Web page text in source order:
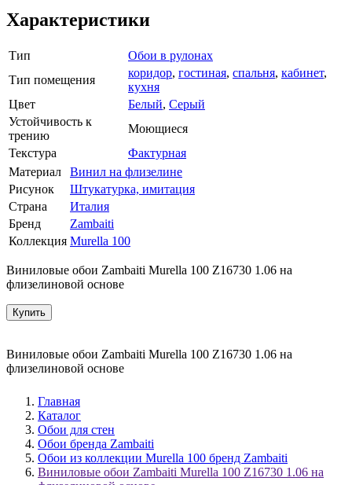
Характеристики
Тип
Обои в рулонах
Тип помещения
коридор, гостиная, спальня, кабинет,
кухня
Цвет
Белый, Серый
Устойчивость к
трению
Моющиеся
Текстура
Фактурная
Материал
Винил на флизелине
Рисунок
Штукатурка, имитация
Страна
Италия
Бренд
Zambaiti
Коллекция Murella 100
Виниловые обои Zambaiti Murella 100 Z16730 1.06 на
флизелиновой основе
Купить
Виниловые обои Zambaiti Murella 100 Z16730 1.06 на
флизелиновой основе
Главная
Каталог
Обои для стен
Обои бренда Zambaiti
Обои из коллекции Murella 100 бренд Zambaiti
Виниловые обои Zambaiti Murella 100 Z16730 1.06 на